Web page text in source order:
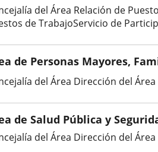
del Área Relación de
de TrabajoServicio de
de Personas Mayores,
del Área Dirección del
de Salud Pública y
del Área Dirección del